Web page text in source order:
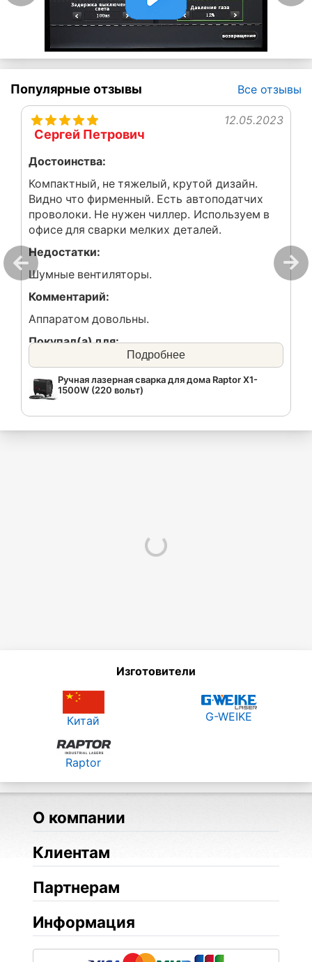
Популярные отзывы Все отзывы
12.05.2023
Сергей Петрович
Достоинства:
Компактный, не тяжелый, крутой дизайн.
Видно что фирменный. Есть автоподатчих
проволоки. Не нужен чиллер. Используем в
офисе для сварки мелких деталей.
Недостатки:
Шумные вентиляторы.
Комментарий:
Аппаратом довольны.
Покупал(а) для:
Для работы.
Подробнее
Ручная лазерная сварка для дома Raptor X1-
1500W (220 вольт)
Изготовители
Китай G-WEIKE
Raptor
О компании
Клиентам
Партнерам
Информация